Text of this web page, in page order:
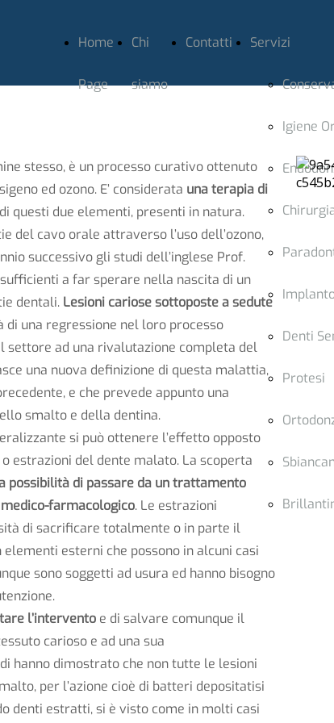
Home
Page
Chi
siamo
Contatti Servizi
Igiene
Denti
Protesi
stesso, è un processo curativo ottenuto
ed ozono. E’ considerata una terapia di
questi due elementi, presenti in natura.
del cavo orale attraverso l’uso dell’ozono,
successivo gli studi dell’inglese Prof.
a far sperare nella nascita di un
dentali. Lesioni cariose sottoposte a sedute
una regressione nel loro processo
settore ad una rivalutazione completa del
una nuova definizione di questa malattia,
e che prevede appunto una
smalto e della dentina.
si può ottenere l’effetto opposto
estrazioni del dente malato. La scoperta
possibilità di passare da un trattamento
farmacologico. Le estrazioni
di sacrificare totalmente o in parte il
esterni che possono in alcuni casi
sono soggetti ad usura ed hanno bisogno
l’intervento e di salvare comunque il
carioso e ad una sua
hanno dimostrato che non tutte le lesioni
per l’azione cioè di batteri depositatisi
denti estratti, si è visto come in molti casi